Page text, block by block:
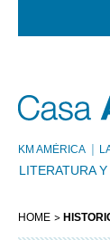
KM AMÈRICA
LITERATURA
HOME